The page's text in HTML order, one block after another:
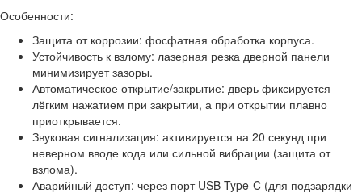
Особенности:
Защита от коррозии: фосфатная обработка корпуса.
Устойчивость к взлому: лазерная резка дверной панели
минимизирует зазоры.
Автоматическое открытие/закрытие: дверь фиксируется
лёгким нажатием при закрытии, а при открытии плавно
приоткрывается.
Звуковая сигнализация: активируется на 20 секунд при
неверном вводе кода или сильной вибрации (защита от
взлома).
Аварийный доступ: через порт USB Type-C (для подзарядки